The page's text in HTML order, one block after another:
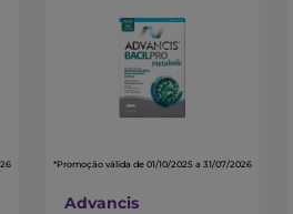
*Promoção válida de 01/10/2025 a 31/07/2026
Advancis